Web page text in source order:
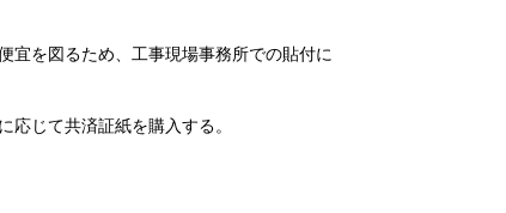
宜を図るため、工事現場事務所での貼付に
じて共済証紙を購入する。